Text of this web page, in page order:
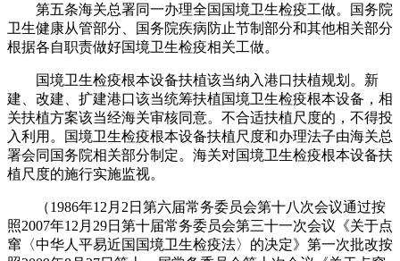
第五条海关总署同一办理全国国境卫生检疫工做。国务院
卫生健康从管部分、国务院疾病防止节制部分和其他相关部分
根据各自职责做好国境卫生检疫相关工做。
国境卫生检疫根本设备扶植该当纳入港口扶植规划。新
建、改建、扩建港口该当统筹扶植国境卫生检疫根本设备，相
关扶植方案该当经海关审核同意。不合适扶植尺度的，不得投
入利用。国境卫生检疫根本设备扶植尺度和办理法子由海关总
署会同国务院相关部分制定。海关对国境卫生检疫根本设备扶
植尺度的施行实施监视。
（1986年12月2日第六届常务委员会第十八次会议通过按
照2007年12月29日第十届常务委员会第三十一次会议《关于点
窜〈中华人平易近国国境卫生检疫法〉的决定》第一次批改按